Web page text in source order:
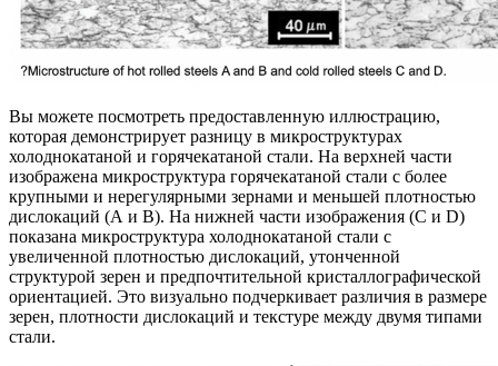
Вы можете посмотреть предоставленную иллюстрацию,
которая демонстрирует разницу в микроструктурах
холоднокатаной и горячекатаной стали. На верхней части
изображена микроструктура горячекатаной стали с более
крупными и нерегулярными зернами и меньшей плотностью
дислокаций (А и В). На нижней части изображения (С и D)
показана микроструктура холоднокатаной стали с
увеличенной плотностью дислокаций, утонченной
структурой зерен и предпочтительной кристаллографической
ориентацией. Это визуально подчеркивает различия в размере
зерен, плотности дислокаций и текстуре между двумя типами
стали.